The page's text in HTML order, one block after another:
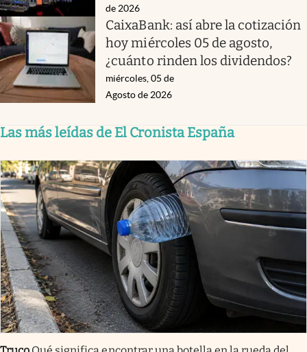
de 2026
CaixaBank: así abre la cotización
hoy miércoles 05 de agosto,
¿cuánto rinden los dividendos?
miércoles, 05 de
Agosto de 2026
Las más leídas de El Cronista España